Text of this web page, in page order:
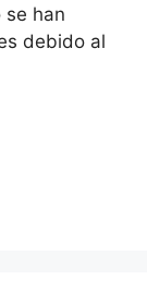
han
debido al